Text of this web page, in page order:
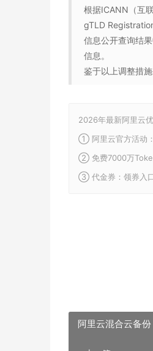
根据ICANN（互
gTLD
信息公开查询结
信息。
鉴于以上调整措
2026年最新阿里云
① 阿里云官方活动：
② 免费7000万
③ 代金券：领券入
阿里云混合云备份